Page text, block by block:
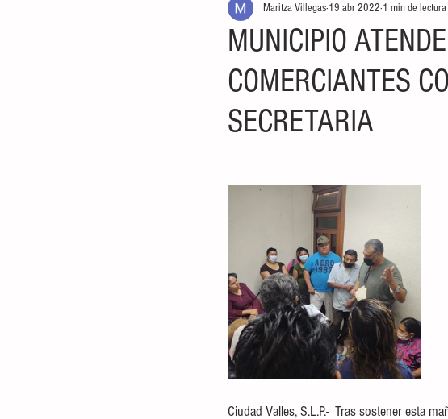
MUNICIPIO
COMERCIANTES
SECRETARIA
Maritza Villegas 19 abr 2022 1 min de lectura
Ciudad Valles, S.L.P.-  Tras sostener esta